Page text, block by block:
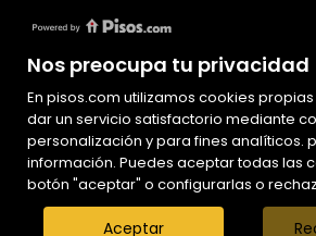
Nos preocupa tu privacidad
En pisos.com utilizamos cookies
dar un servicio satisfactorio mediante
personalización y para fines analíticos.
información. Puedes aceptar todas las
botón "aceptar" o configurarlas o
Aceptar
Mapa Web
Aviso legal
Favoritos
Inmuebles destacados